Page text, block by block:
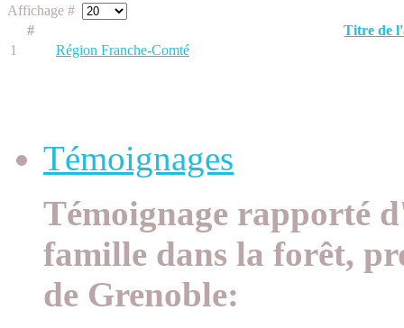
Affichage #
#
Titre de
1
Région Franche-Comté
Témoignages
Témoignage rapporté
famille dans la forêt,
de Grenoble: